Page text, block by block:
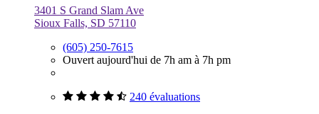
3401 S Grand Slam Ave
Sioux Falls, SD 57110
(605) 250-7615
Ouvert aujourd'hui de 7h am à 7h pm
240 évaluations